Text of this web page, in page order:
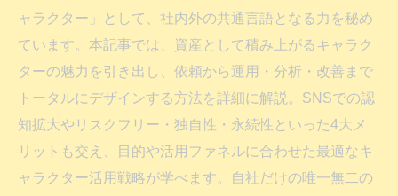
ャラクター」として、社内外の共通言語となる力を秘め
ています。本記事では、資産として積み上がるキャラク
ターの魅力を引き出し、依頼から運用・分析・改善まで
トータルにデザインする方法を詳細に解説。SNSでの認
知拡大やリスクフリー・独自性・永続性といった4大メ
リットも交え、目的や活用ファネルに合わせた最適なキ
ャラクター活用戦略が学べます。自社だけの唯一無二の